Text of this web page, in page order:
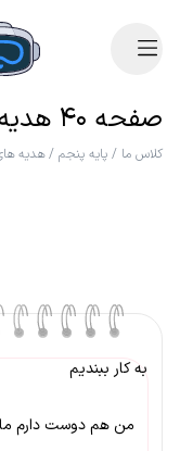
صفحه ۴۰ هدیه پنجم
کلاس ما / پایه پنجم /هدیه
به کار ببندیم
من هم دوست دارم